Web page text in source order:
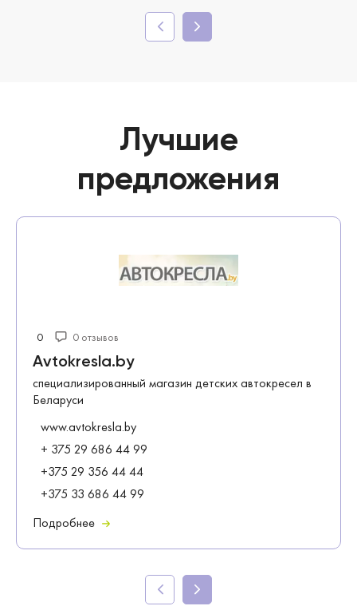
Лучшие
предложения
0 0 отзывов
Avtokresla.by
специализированный магазин детских автокресел в
Беларуси
www.avtokresla.by
+ 375 29 686 44 99
+375 29 356 44 44
+375 33 686 44 99
Подробнее